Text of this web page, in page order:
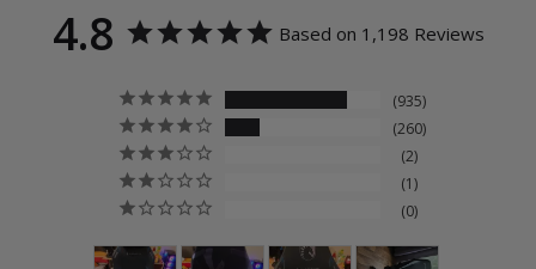
4.8 Based on 1,198 Reviews
935
260
2
1
0